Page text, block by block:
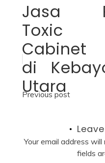
Jasa
Toxic
Cabinet
di
Utara
Post
Previous post
Your email address
fields